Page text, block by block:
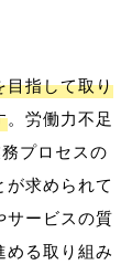
目指して取り
。労働力不足
プロセスの
求められて
サービスの質
める取り組み